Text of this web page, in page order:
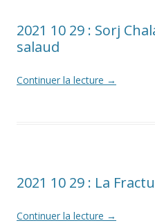
2021 10 29 : Sorj
salaud
Continuer la lecture →
2021 10 29 : La
Continuer la lecture →